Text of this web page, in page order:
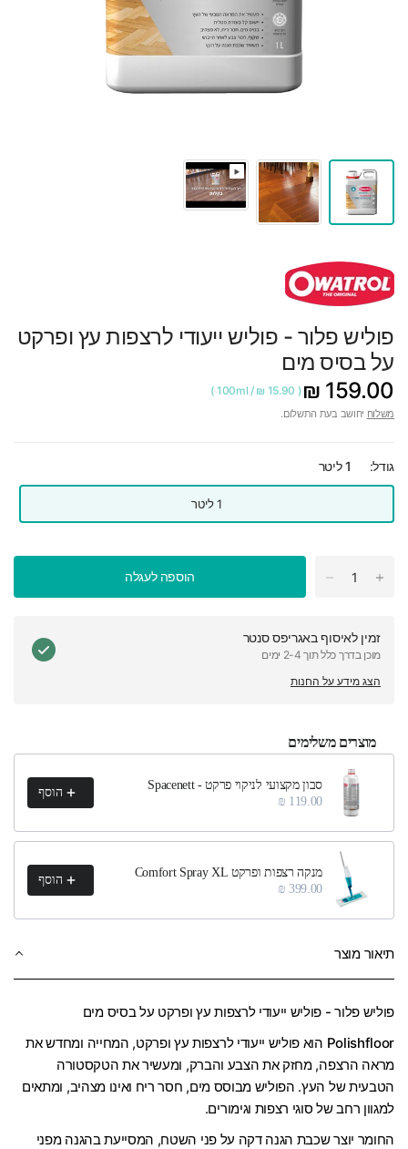
פוליש פלור - פוליש ייעודי לרצפות עץ ופרקט
על בסיס מים
159.00 ₪
15.90 ₪
/
100ml
משלוח יחושב בעת התשלום.
גודל: 1 ליטר
1 ליטר
הוספה לעגלה
זמין לאיסוף באגריפס סנטר
מוכן בדרך כלל תוך 2-4 ימים
הצג מידע על החנות
מוצרים משלימים
recommendations, or scroll horizontally to view more products.
סבון מקצועי לניקוי פרקט - Spacenett
119.00 ₪
הוסף
מנקה רצפות ופרקט Comfort Spray XL
399.00 ₪
הוסף
תיאור מוצר
פוליש פלור - פוליש ייעודי לרצפות עץ ופרקט על בסיס מים
Polishfloor הוא פוליש ייעודי לרצפות עץ ופרקט, המחייה ומחדש את
מראה הרצפה, מחזק את הצבע והברק, ומעשיר את הטקסטורה
הטבעית של העץ. הפוליש מבוסס מים, חסר ריח ואינו מצהיב, ומתאים
למגוון רחב של סוגי רצפות וגימורים.
החומר יוצר שכבת הגנה דקה על פני השטח, המסייעת בהגנה מפני